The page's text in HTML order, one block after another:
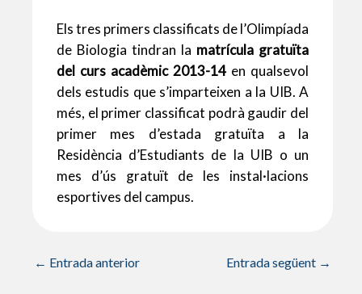
Els tres primers classificats de l’Olimpíada
de Biologia tindran la matrícula gratuïta
del curs acadèmic 2013-14 en qualsevol
dels estudis que s’imparteixen a la UIB. A
més, el primer classificat podrà gaudir del
primer mes d’estada gratuïta a la
Residència d’Estudiants de la UIB o un
mes d’ús gratuït de les instal·lacions
esportives del campus.
← Entrada anterior Entrada següent →